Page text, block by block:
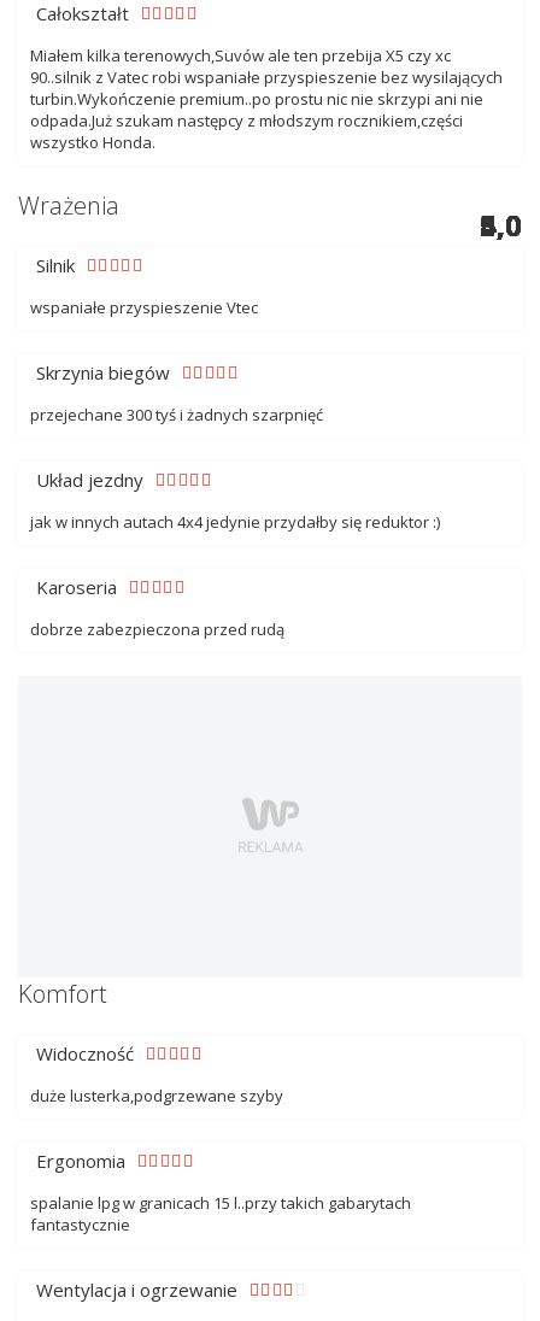
5,0
Całokształt
Miałem kilka terenowych,Suvów ale ten przebija X5 czy xc
90..silnik z Vatec robi wspaniałe przyspieszenie bez wysilających
turbin.Wykończenie premium..po prostu nic nie skrzypi ani nie
odpada.Już szukam następcy z młodszym rocznikiem,części
wszystko Honda.
Wrażenia 5,0
Silnik
wspaniałe przyspieszenie Vtec
5,0
Skrzynia biegów
przejechane 300 tyś i żadnych szarpnięć
5,0
Układ jezdny
jak w innych autach 4x4 jedynie przydałby się reduktor :)
5,0
Karoseria
dobrze zabezpieczona przed rudą
Komfort
5,0
Widoczność
duże lusterka,podgrzewane szyby
5,0
Ergonomia
spalanie lpg w granicach 15 l..przy takich gabarytach
fantastycznie
4,0
Wentylacja i ogrzewanie
5,0
4,0
4,0
5,0
4,0
5,0